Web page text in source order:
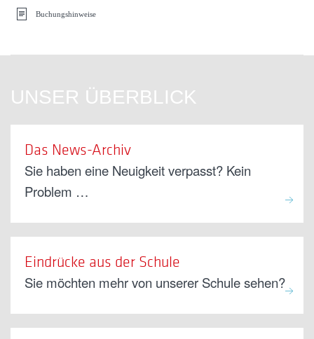
Buchungshinweise
UNSER ÜBERBLICK
Das News-Archiv
Sie haben eine Neuigkeit verpasst? Kein
Problem …
Eindrücke aus der Schule
Sie möchten mehr von unserer Schule sehen?